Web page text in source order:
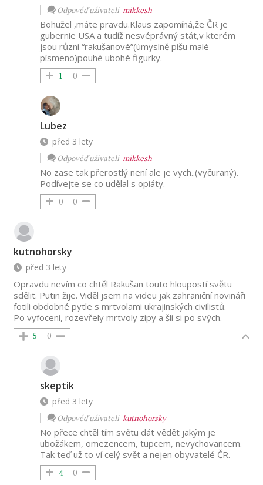
Odpověď uživatelimikkesh
Bohužel ,máte pravdu.Klaus zapomíná,že ČR je
gubernie USA a tudíž nesvéprávný stát,v kterém
jsou různí “rakušanové”(úmyslně píšu malé
písmeno)pouhé ubohé figurky.
1 0
Lubez
před 3 lety
Odpověď uživatelimikkesh
No zase tak přerostlý není ale je vych..(vyčuraný).
Podívejte se co udělal s opiáty.
0 0
kutnohorsky
před 3 lety
Opravdu nevím co chtěl Rakušan touto hloupostí světu
sdělit. Putin žije. Viděl jsem na videu jak zahraniční novináři
fotili obdobné pytle s mrtvolami ukrajinských civilistů.
Po vyfocení, rozevřely mrtvoly zipy a šli si po svých.
5 0
skeptik
před 3 lety
Odpověď uživatelikutnohorsky
No přece chtěl tím světu dát vědět jakým je
ubožákem, omezencem, tupcem, nevychovancem.
Tak teď už to ví celý svět a nejen obyvatelé ČR.
4 0